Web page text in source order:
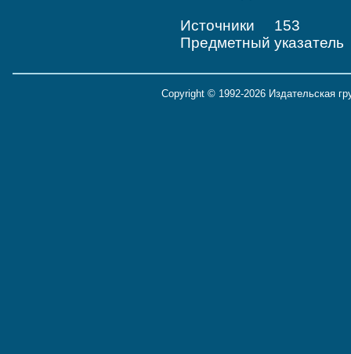
Источники 153
Предметный
Copyright © 1992-2026 Издательская